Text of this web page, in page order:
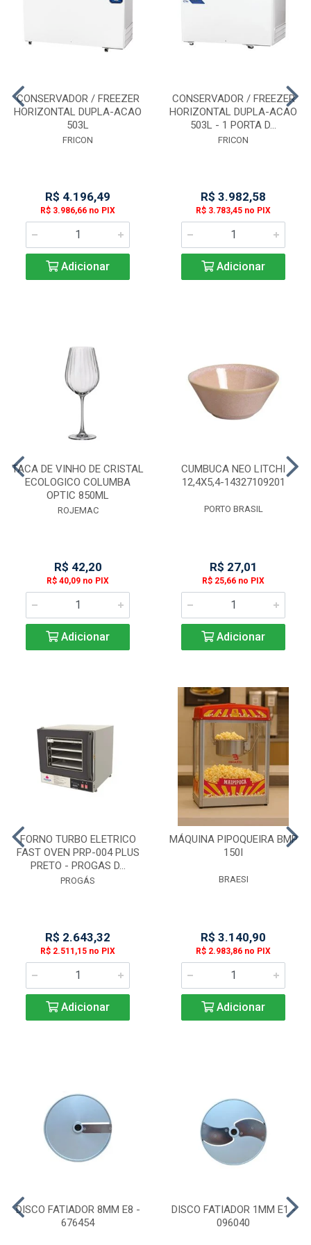
CONSERVADOR / FREEZER
HORIZONTAL DUPLA-ACAO
503L
FRICON
R$ 4.196,49
R$ 3.986,66 no PIX
Adicionar
CONSERVADOR / FREEZER
HORIZONTAL DUPLA-ACAO
503L - 1 PORTA D...
FRICON
R$ 3.982,58
R$ 3.783,45 no PIX
Adicionar
TACA DE VINHO DE CRISTAL
ECOLOGICO COLUMBA
OPTIC 850ML
ROJEMAC
R$ 42,20
R$ 40,09 no PIX
Adicionar
CUMBUCA NEO LITCHI
12,4X5,4-14327109201
PORTO BRASIL
R$ 27,01
R$ 25,66 no PIX
Adicionar
FORNO TURBO ELETRICO
FAST OVEN PRP-004 PLUS
PRETO - PROGAS D...
PROGÁS
R$ 2.643,32
R$ 2.511,15 no PIX
Adicionar
MÁQUINA PIPOQUEIRA BMP
150I
BRAESI
R$ 3.140,90
R$ 2.983,86 no PIX
Adicionar
DISCO FATIADOR 8MM E8 -
676454
DISCO FATIADOR 1MM E1 -
096040